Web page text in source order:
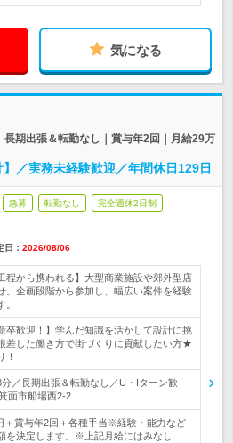
気になる
期出張＆転勤なし｜賞与年2回｜月給29万
／実務未経験歓迎／年間休日129日
急募 転勤なし 完全週休2日制
日： 2026/08/06
程から携われる】大型商業施設や郊外型店
。企画段階から参加し、幅広い案件を経験
。
卒歓迎！】学んだ知識を活かして設計に挑
差した働き方で街づくりに貢献したい方★
！
分／長期出張＆転勤なし／U・Iターン歓
面市船場西2-2…
＋賞与年2回＋各種手当※経験・能力など
を決定します。※上記月給にはみなし…